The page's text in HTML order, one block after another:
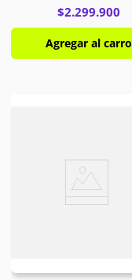
$2.299.900
Agregar al carro
Audífonos